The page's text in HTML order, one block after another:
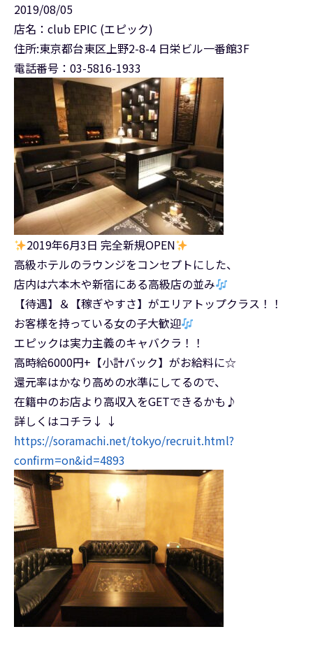
2019/08/05
店名：club EPIC (エピック)
住所:東京都台東区上野2-8-4 日栄ビル一番館3F
電話番号：03-5816-1933
2019年6月3日 完全新規OPEN
高級ホテルのラウンジをコンセプトにした、
店内は六本木や新宿にある高級店の並み
【待遇】＆【稼ぎやすさ】がエリアトップクラス！！
お客様を持っている女の子大歓迎
エピックは実力主義のキャバクラ！！
高時給6000円+【小計バック】がお給料に☆
還元率はかなり高めの水準にしてるので、
在籍中のお店より高収入をGETできるかも♪
詳しくはコチラ↓ ↓
https://soramachi.net/tokyo/recruit.html?
confirm=on&id=4893